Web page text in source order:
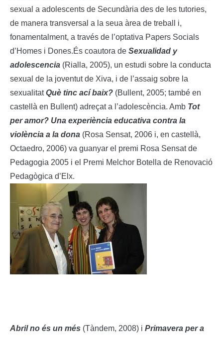
sexual a adolescents de Secundària des de les tutories,
de manera transversal a la seua àrea de treball i,
fonamentalment, a través de l’optativa Papers Socials
d’Homes i Dones.És coautora de Sexualidad y
adolescencia (Rialla, 2005), un estudi sobre la conducta
sexual de la joventut de Xiva, i de l’assaig sobre la
sexualitatQuè tinc ací baix? (Bullent, 2005; també en
castellà en Bullent) adreçat a l’adolescència. Amb Tot
per amor? Una experiència educativa contra la
violència a la dona (Rosa Sensat, 2006 i, en castellà,
Octaedro, 2006) va guanyar el premi Rosa Sensat de
Pedagogia 2005 i el Premi Melchor Botella de Renovació
Pedagògica d’Elx.
Abril no és un més (Tàndem, 2008) i Primavera per a